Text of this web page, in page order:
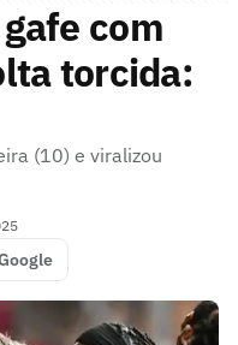
com
torcida:
(10) e viralizou